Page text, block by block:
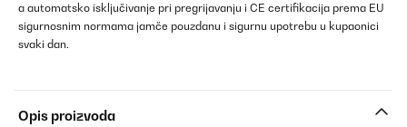
a automatsko isključivanje pri pregrijavanju i CE certifikacija prema EU
sigurnosnim normama jamče pouzdanu i sigurnu upotrebu u kupaonici
svaki dan.
Opis proizvoda